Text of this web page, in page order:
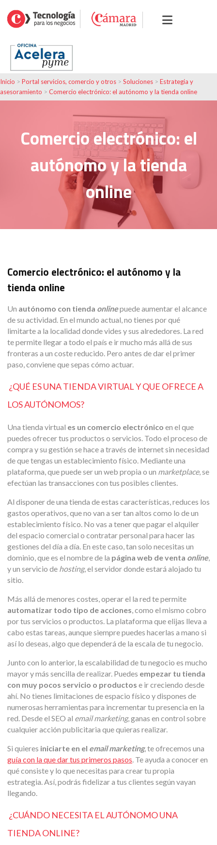
Inicio > Portal servicios, comercio y otros > Soluciones > Estrategia y
asesoramiento > Comercio electrónico: el autónomo y la tienda online
Comercio electrónico: el
autónomo y la tienda
online
Comercio electrónico: el autónomo y la
tienda online
Un autónomo con tienda onlinepuede aumentar el alcance
de su actividad. En el mundo actual, no tienes por qué
limitarte a la localidad donde vides y sus alrededores. La red
te permite llegar a todo el país e ir mucho más allá de sus
fronteras a un coste reducido. Pero antes de dar el primer
paso, conviene que sepas cómo actuar.
¿QUÉ ES UNA TIENDA VIRTUAL Y QUE OFRECE A
LOS AUTÓNOMOS?
Una tienda virtual es un comercio electrónico en el que
puedes ofrecer tus productos o servicios. Todo el proceso de
compra y su gestión se hace a través de internet sin necesidad
de que tengas un establecimiento físico. Mediante una
plataforma, que puede ser un web propia o un marketplace, se
efectúan las transacciones con tus posibles clientes.
Al disponer de una tienda de estas características, reduces los
gastos operativos, que no van a ser tan altos como lo de un
establecimiento físico. No vas a tener que pagar el alquiler
del espacio comercial o contratar personal para hacer las
gestiones del día a día. En este caso, tan solo necesitas un
dominio, que es el nombre de la página web de venta online,
y un servicio de hosting, el servidor donde estará alojado tu
sitio.
Más allá de menores costes, operar el la red te permite
automatizar todo tipo de acciones, como el mismo cobro
por tus servicios o productos. La plataforma que elijas lleva a
cabo estas tareas, aunque siempre puedes hacerlas a mano si
así lo deseas, algo que dependerá de la escala de tu negocio.
Junto con lo anterior, la escalabilidad de tu negocio es mucho
mayor y más sencilla de realizar. Puedes empezar tu tienda
con muy pocos servicio o productos e ir creciendo desde
ahí. No tienes limitaciones de espacio físico y dispones de
numerosas herramientas para incrementar tu presencia en la
red. Desde el SEO al email marketing, ganas en control sobre
cualquier acción publicitaria que quieras realizar.
Si quieres iniciarte en el email marketing, te ofrecemos una
guía con la que dar tus primeros pasos. Te ayuda a conocer en
qué consiste y lo que necesitas para crear tu propia
estrategia. Así, podrás fidelizar a tus clientes según vayan
llegando.
¿CUÁNDO NECESITA EL AUTÓNOMO UNA
TIENDA ONLINE?